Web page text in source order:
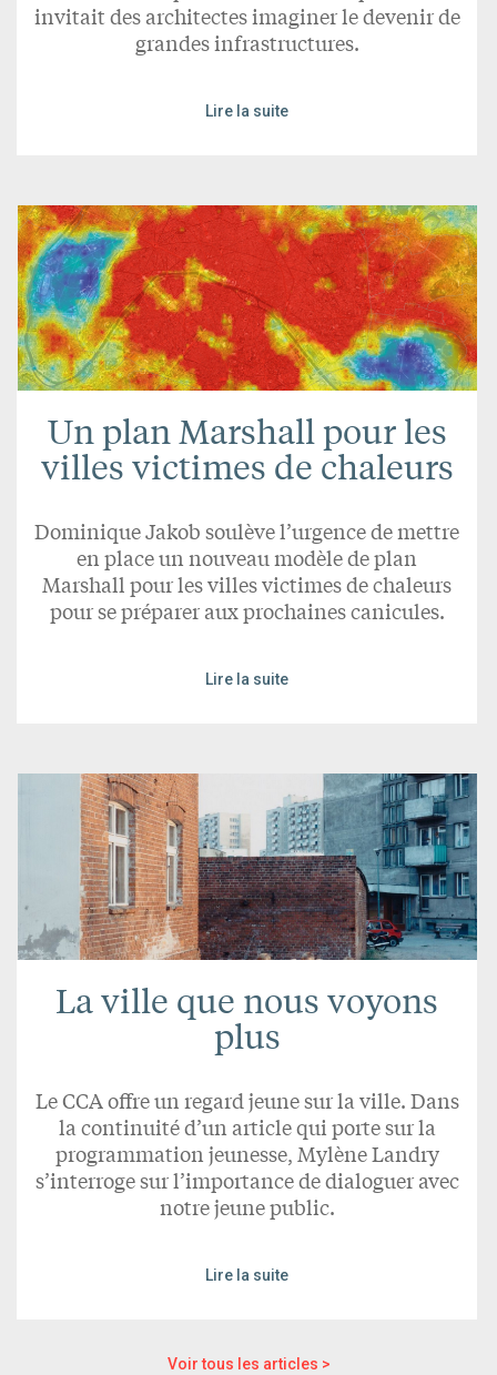
invitait des architectes imaginer le devenir de
grandes infrastructures.
Lire la suite
Un plan Marshall pour les
villes victimes de chaleurs
Dominique Jakob soulève l’urgence de mettre
en place un nouveau modèle de plan
Marshall pour les villes victimes de chaleurs
pour se préparer aux prochaines canicules.
Lire la suite
La ville que nous voyons
plus
Le CCA offre un regard jeune sur la ville. Dans
la continuité d’un article qui porte sur la
programmation jeunesse, Mylène Landry
s’interroge sur l’importance de dialoguer avec
notre jeune public.
Lire la suite
Voir tous les articles >